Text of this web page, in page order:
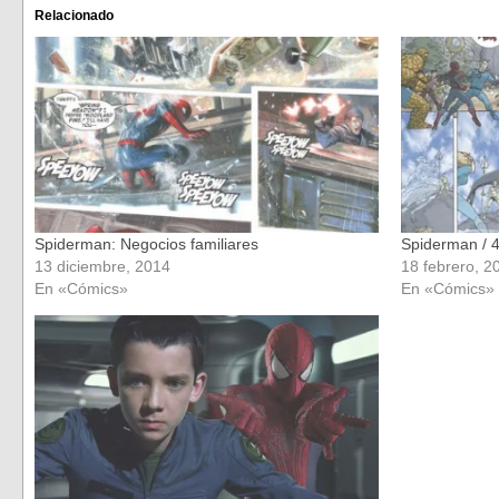
(Se
abre
en
una
ventana
nueva)
en
una
ventana
nueva)
Relacionado
Spiderman: Negocios familiares
13 diciembre, 2014
En «Cómics»
Spiderman /
18 febrero,
En «Cómics»